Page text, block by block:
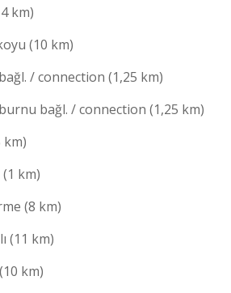
km)
(10 km)
/ connection (1,25 km)
bağl. / connection (1,25 km)
km)
(1 km)
(8 km)
(11 km)
km)